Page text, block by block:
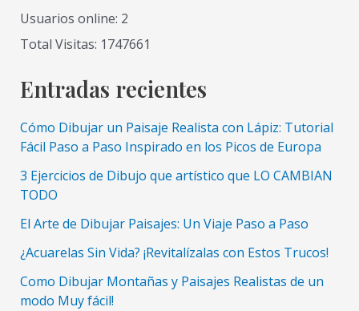
Bien
Dar
Como
unas
Manzanas
con
Lapiz
Usuarios online: 2
Total Visitas: 1747661
Entradas recientes
Cómo Dibujar un Paisaje Realista con Lápiz: Tutorial
Fácil Paso a Paso Inspirado en los Picos de Europa
3 Ejercicios de Dibujo que artístico que LO CAMBIAN
TODO
El Arte de Dibujar Paisajes: Un Viaje Paso a Paso
¿Acuarelas Sin Vida? ¡Revitalízalas con Estos Trucos!
Como Dibujar Montañas y Paisajes Realistas de un
modo Muy fácil!